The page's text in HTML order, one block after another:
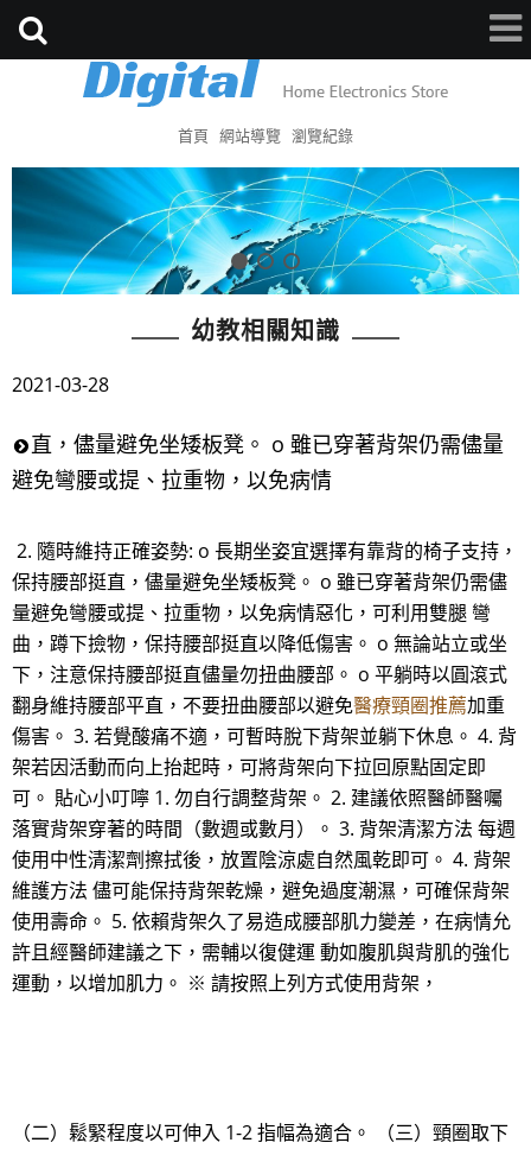
首頁 網站導覽 瀏覽紀錄
幼教相關知識
2021-03-28
直，儘量避免坐矮板凳。 o 雖已穿著背架仍需儘量
避免彎腰或提、拉重物，以免病情
2. 隨時維持正確姿勢: o 長期坐姿宜選擇有靠背的椅子支持，
保持腰部挺直，儘量避免坐矮板凳。 o 雖已穿著背架仍需儘
量避免彎腰或提、拉重物，以免病情惡化，可利用雙腿 彎
曲，蹲下撿物，保持腰部挺直以降低傷害。 o 無論站立或坐
下，注意保持腰部挺直儘量勿扭曲腰部。 o 平躺時以圓滾式
翻身維持腰部平直，不要扭曲腰部以避免醫療頸圈推薦加重
傷害。 3. 若覺酸痛不適，可暫時脫下背架並躺下休息。 4. 背
架若因活動而向上抬起時，可將背架向下拉回原點固定即
可。 貼心小叮嚀 1. 勿自行調整背架。 2. 建議依照醫師醫囑
落實背架穿著的時間（數週或數月）。 3. 背架清潔方法 每週
使用中性清潔劑擦拭後，放置陰涼處自然風乾即可。 4. 背架
維護方法 儘可能保持背架乾燥，避免過度潮濕，可確保背架
使用壽命。 5. 依賴背架久了易造成腰部肌力變差，在病情允
許且經醫師建議之下，需輔以復健運 動如腹肌與背肌的強化
運動，以增加肌力。 ※ 請按照上列方式使用背架，
（二）鬆緊程度以可伸入 1-2 指幅為適合。 （三）頸圈取下